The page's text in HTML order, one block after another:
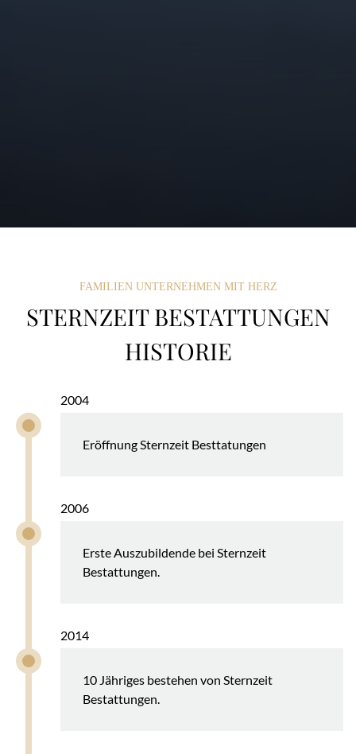
FAMILIEN UNTERNEHMEN MIT HERZ
STERNZEIT BESTATTUNGEN
HISTORIE
2004
Eröffnung Sternzeit Besttatungen
2006
Erste Auszubildende bei Sternzeit
Bestattungen.
2014
10 Jähriges bestehen von Sternzeit
Bestattungen.